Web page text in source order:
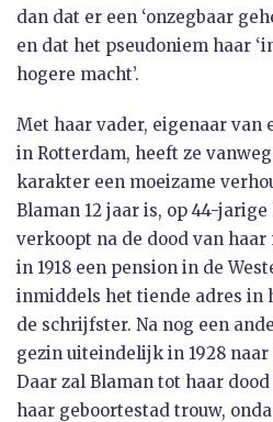
dan dat er een ‘onzegbaar
en dat het pseudoniem haar
hogere macht’.
Met haar vader, eigenaar van
in Rotterdam, heeft ze
karakter een moeizame
Blaman 12 jaar is, op 44-
verkoopt na de dood van
in 1918 een pension in de
inmiddels het tiende adres in
de schrijfster. Na nog een
gezin uiteindelijk in 1928
Daar zal Blaman tot haar
haar geboortestad trouw,